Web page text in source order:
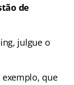
de
julgue o
que